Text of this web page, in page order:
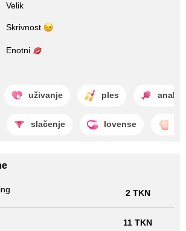
Velik
Skrivnost
Enotni
uživanje ples
slačenje lovense
2 TKN
11 TKN